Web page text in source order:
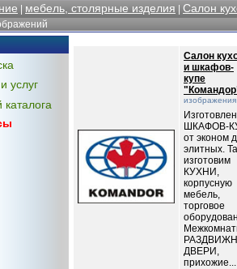
| мебель, столярные изделия | Салон
услуг
Салон
и шкафов-
купе
изображения
ШКАФОВ-
от эконом
элитных.
изготовим
КУХНИ,
корпусную
мебель,
торговое
ДВЕРИ,
прихожие...